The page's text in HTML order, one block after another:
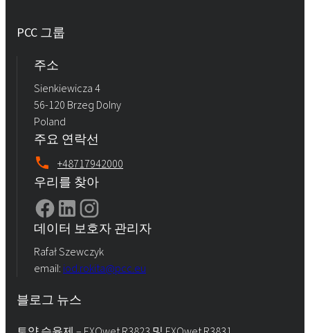
PCC 그룹
주소
Sienkiewicza 4
56-120 Brzeg Dolny
Poland
주요 연락선
+48717942000
우리를 찾아
데이터 보호자 관리자
Rafał Szewczyk
email: iod.rokita@pcc.eu
블로그 뉴스